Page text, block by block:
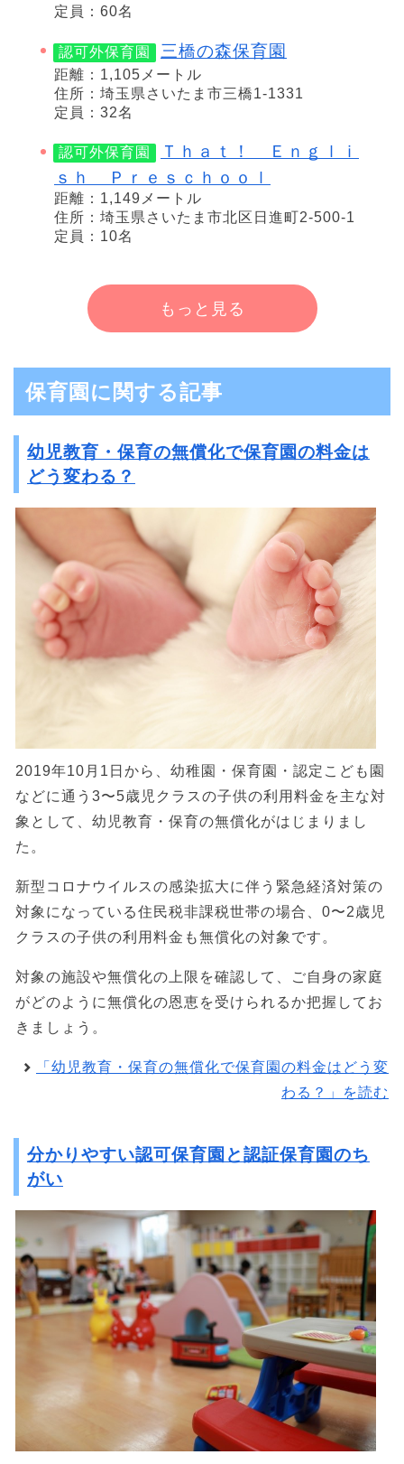
定員：60名
認可外保育園 三橋の森保育園
距離：1,105メートル
住所：埼玉県さいたま市三橋1-1331
定員：32名
認可外保育園
Ｔｈａｔ！ Ｅｎｇｌｉ
ｓｈ Ｐｒｅｓｃｈｏｏｌ
距離：1,149メートル
住所：埼玉県さいたま市北区日進町2-500-1
定員：10名
もっと見る
保育園に関する記事
幼児教育・保育の無償化で保育園の料金は
どう変わる？
2019年10月1日から、幼稚園・保育園・認定こども園
などに通う3〜5歳児クラスの子供の利用料金を主な対
象として、幼児教育・保育の無償化がはじまりまし
た。
新型コロナウイルスの感染拡大に伴う緊急経済対策の
対象になっている住民税非課税世帯の場合、0〜2歳児
クラスの子供の利用料金も無償化の対象です。
対象の施設や無償化の上限を確認して、ご自身の家庭
がどのように無償化の恩恵を受けられるか把握してお
きましょう。
「幼児教育・保育の無償化で保育園の料金はどう変
わる？」を読む
分かりやすい認可保育園と認証保育園のち
がい